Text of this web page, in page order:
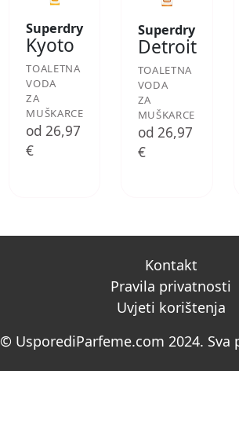
Superdry
Kyoto
TOALETNA
VODA
ZA
MUŠKARCE
od 26,97
€
Superdry
Detroit
TOALETNA
VODA
ZA
MUŠKARCE
od 26,97
€
Kontakt
Pravila privatnosti
Uvjeti korištenja
© UsporediParfeme.com 2024. Sva